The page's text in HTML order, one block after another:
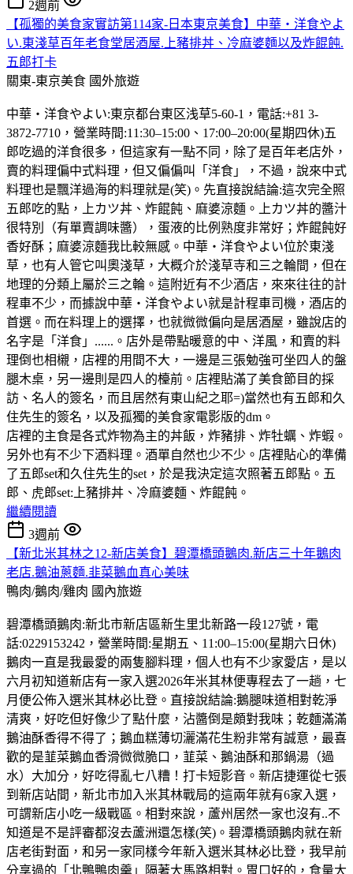
2週前
【孤獨的美食家實訪第114家-日本東京美食】中華・洋食やよ
い.東淺草百年老食堂居酒屋.上豬排丼、冷麻婆麵以及炸餛飩.
五郎打卡
關東-東京美食 國外旅遊
中華・洋食やよい:東京都台東区浅草5-60-1，電話:+81 3-
3872-7710，營業時間:11:30–15:00、17:00–20:00(星期四休)五
郎吃過的洋食很多，但這家有一點不同，除了是百年老店外，
賣的料理偏中式料理，但又偏偏叫「洋食」，不過，說來中式
料理也是飄洋過海的料理就是(笑)。先直接說結論:這次完全照
五郎吃的點，上カツ丼、炸餛飩、麻婆涼麵。上カツ丼的醬汁
很特別（有單賣調味醬），蛋液的比例熟度非常好；炸餛飩好
香好酥；麻婆涼麵我比較無感。中華・洋食やよい位於東淺
草，也有人管它叫奧淺草，大概介於淺草寺和三之輪間，但在
地理的分類上屬於三之輪。這附近有不少酒店，來來往往的計
程車不少，而據說中華・洋食やよい就是計程車司機，酒店的
首選。而在料理上的選擇，也就微微偏向是居酒屋，雖說店的
名字是「洋食」......。店外是帶點暖意的中、洋風，和賣的料
理倒也相櫬，店裡的用間不大，一邊是三張勉強可坐四人的盤
腿木桌，另一邊則是四人的檯前。店裡貼滿了美食節目的採
訪、名人的簽名，而且居然有東山紀之耶=)當然也有五郎和久
住先生的簽名，以及孤獨的美食家電影版的dm。
店裡的主食是各式炸物為主的丼飯，炸豬排、炸牡蠣、炸蝦。
另外也有不少下酒料理。酒單自然也少不少。店裡貼心的準備
了五郎set和久住先生的set，於是我決定這次照著五郎點。五
郎、虎郎set:上豬排丼、冷麻婆麵、炸餛飩。
繼續閱讀
3週前
【新北米其林之12-新店美食】碧潭橋頭鵝肉.新店三十年鵝肉
老店.鵝油蔥麵.韭菜鵝血真心美味
鴨肉/鵝肉/雞肉 國內旅遊
碧潭橋頭鵝肉:新北市新店區新生里北新路一段127號，電
話:0229153242，營業時間:星期五、11:00–15:00(星期六日休)
鵝肉一直是我最愛的兩隻腳料理，個人也有不少家愛店，是以
六月初知道新店有一家入選2026年米其林便專程去了一趟，七
月便公佈入選米其林必比登。直接說結論:鵝腿味道相對乾淨
清爽，好吃但好像少了點什麼，沾醬倒是頗對我味；乾麵滿滿
鵝油酥香得不得了；鵝血糕薄切灑滿花生粉非常有誠意，最喜
歡的是韮菜鵝血香滑微微脆口，韮菜、鵝油酥和那鍋湯（過
水）大加分，好吃得亂七八糟！打卡短影音。新店捷運從七張
到新店站間，新北市加入米其林戰局的這兩年就有6家入選，
可謂新店小吃一級戰區。相對來說，蘆州居然一家也沒有..不
知道是不是評審都沒去蘆洲還怎樣(笑)。碧潭橋頭鵝肉就在新
店老街對面，和另一家同樣今年新入選米其林必比登，我早前
分享過的「北鴨鴨肉羹」隔著大馬路相對。胃口好的，食量大